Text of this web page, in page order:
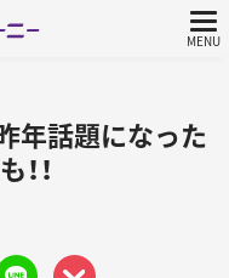
年話題になった
！